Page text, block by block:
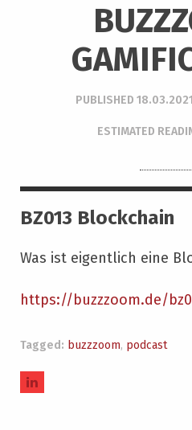
PUBLISHED 18.03.2021
ESTIMATED
BZ013 Blockchain
Was ist eigentlich eine
https://buzzzoom.de/
Tagged: buzzzoom, podcast